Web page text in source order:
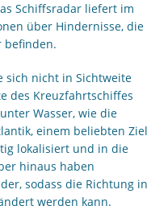
Schiffsradar liefert im
über Hindernisse, die
befinden.
sich nicht in Sichtweite
des Kreuzfahrtschiffes
Wasser, wie die
einem beliebten Ziel
lokalisiert und in die
hinaus haben
sodass die Richtung in
werden kann.